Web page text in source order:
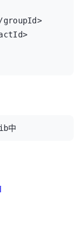
groupId>
中